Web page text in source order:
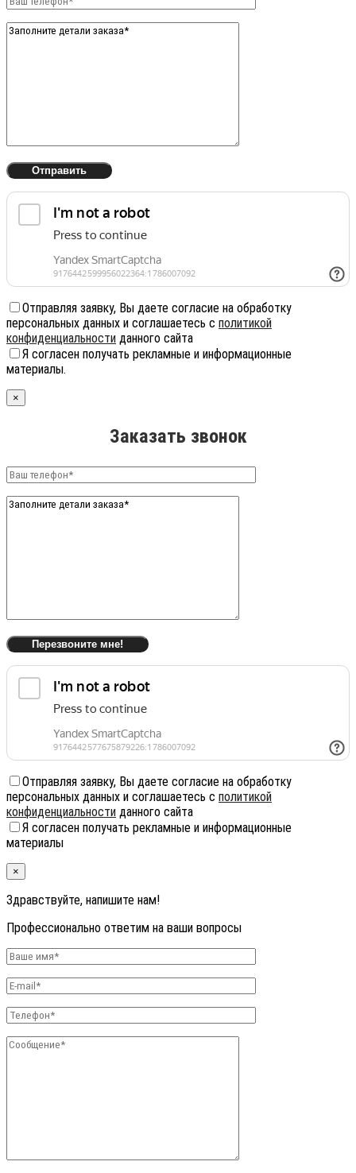
Отправляя заявку, Вы даете согласие на обработку
персональных данных и соглашаетесь с политикой
конфиденциальности данного сайта
Я согласен получать рекламные и информационные
материалы.
×
Заказать звонок
Отправляя заявку, Вы даете согласие на обработку
персональных данных и соглашаетесь с политикой
конфиденциальности данного сайта
Я согласен получать рекламные и информационные
материалы
×
Здравствуйте, напишите нам!
Профессионально ответим на ваши вопросы